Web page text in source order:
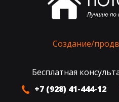
Создание/
Бесплатная
+7 (928) 41-444-12